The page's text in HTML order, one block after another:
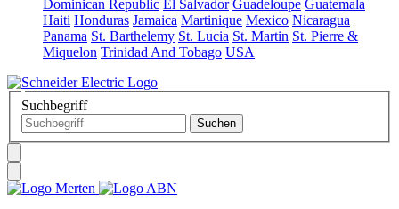
Dominican Republic El Salvador Guadeloupe Guatemala
Haiti Honduras Jamaica Martinique Mexico Nicaragua
Panama St. Barthelemy St. Lucia St. Martin St. Pierre &
Miquelon Trinidad And Tobago USA
Suchbegriff